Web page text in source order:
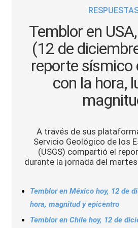
Vida Laboral
Tendencias Mix
Temblor en
(12 de
reporte sísmico
con la hora,
A través de sus
Servicio Geológico de los
(USGS) compartió el
durante la jornada del
Temblor en México hoy, 12 de
hora, magnitud y epicentro
Temblor en Chile hoy, 12 de